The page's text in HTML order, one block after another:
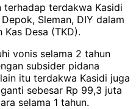
terhadap terdakwa Kasidi
Sleman, DIY dalam
Kas Desa (TKD).
vonis selama 2 tahun
subsider pidana
itu terdakwa Kasidi juga
sebesar Rp 99,3 juta
selama 1 tahun.